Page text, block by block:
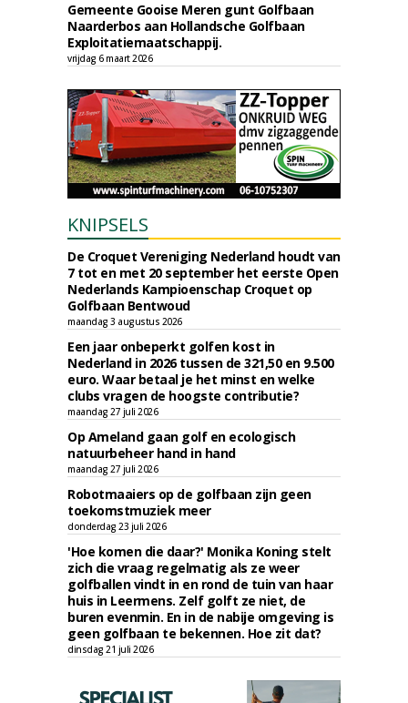
Gemeente Gooise Meren gunt Golfbaan
Naarderbos aan Hollandsche Golfbaan
Exploitatiemaatschappij.
vrijdag 6 maart 2026
KNIPSELS
De Croquet Vereniging Nederland houdt van
7 tot en met 20 september het eerste Open
Nederlands Kampioenschap Croquet op
Golfbaan Bentwoud
maandag 3 augustus 2026
Een jaar onbeperkt golfen kost in
Nederland in 2026 tussen de 321,50 en 9.500
euro. Waar betaal je het minst en welke
clubs vragen de hoogste contributie?
maandag 27 juli 2026
Op Ameland gaan golf en ecologisch
natuurbeheer hand in hand
maandag 27 juli 2026
Robotmaaiers op de golfbaan zijn geen
toekomstmuziek meer
donderdag 23 juli 2026
'Hoe komen die daar?' Monika Koning stelt
zich die vraag regelmatig als ze weer
golfballen vindt in en rond de tuin van haar
huis in Leermens. Zelf golft ze niet, de
buren evenmin. En in de nabije omgeving is
geen golfbaan te bekennen. Hoe zit dat?
dinsdag 21 juli 2026